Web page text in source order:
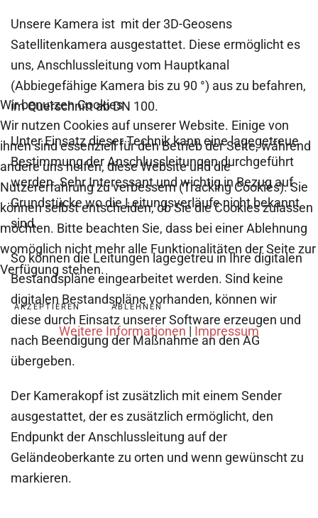
Unsere Kamera ist mit der 3D-Geosens
Satellitenkamera ausgestattet. Diese ermöglicht es
uns, Anschlussleitung vom Hauptkanal
(Abbiegefähige Kamera bis zu 90 °) aus zu befahren,
im Querschnitt ab DN 100.
Unter Einsatz dieser Technik kann eine lagegetreue
Bestimmung der Anschlussleitungen durchgeführt
werden. Sehr Interessant und wichtig in Bezug auf
Grundstücke wo die Leitungsverläufe nicht bekannt
sind.
So können die Leitungen lagegetreu in Ihre digitalen
Bestandspläne eingearbeitet werden. Sind keine
digitalen Bestandspläne vorhanden, können wir
diese durch Einsatz unserer Software erzeugen und
nach Beendigung der Maßnahme an den AG
übergeben.
Der Kamerakopf ist zusätzlich mit einem Sender
ausgestattet, der es zusätzlich ermöglicht, den
Endpunkt der Anschlussleitung auf der
Geländeoberkante zu orten und wenn gewünscht zu
markieren.
Wir benutzen Cookies
Wir nutzen Cookies auf unserer Website. Einige von
ihnen sind essenziell für den Betrieb der Seite, während
andere uns helfen, diese Website und die
Nutzererfahrung zu verbessern (Tracking Cookies). Sie
können selbst entscheiden, ob Sie die Cookies zulassen
möchten. Bitte beachten Sie, dass bei einer Ablehnung
womöglich nicht mehr alle Funktionalitäten der Seite zur
Verfügung stehen.
AKZEPTIEREN ABLEHNEN
Weitere Informationen | Impressum